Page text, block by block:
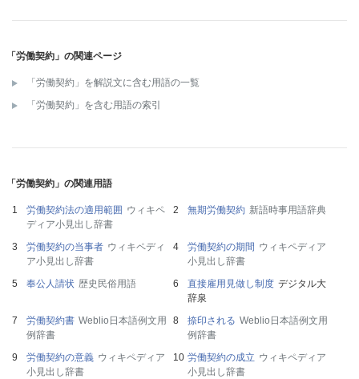
「労働契約」の関連ページ
「労働契約」を解説文に含む用語の一覧
「労働契約」を含む用語の索引
「労働契約」の関連用語
労働契約法の適用範囲 ウィキペ
ディア小見出し辞書
無期労働契約 新語時事用語辞典
労働契約の当事者 ウィキペディ
ア小見出し辞書
労働契約の期間 ウィキペディア
小見出し辞書
奉公人請状 歴史民俗用語 直接雇用見做し制度 デジタル大
辞泉
労働契約書 Weblio日本語例文用
例辞書
捺印される Weblio日本語例文用
例辞書
労働契約の意義 ウィキペディア
小見出し辞書
労働契約の成立 ウィキペディア
小見出し辞書